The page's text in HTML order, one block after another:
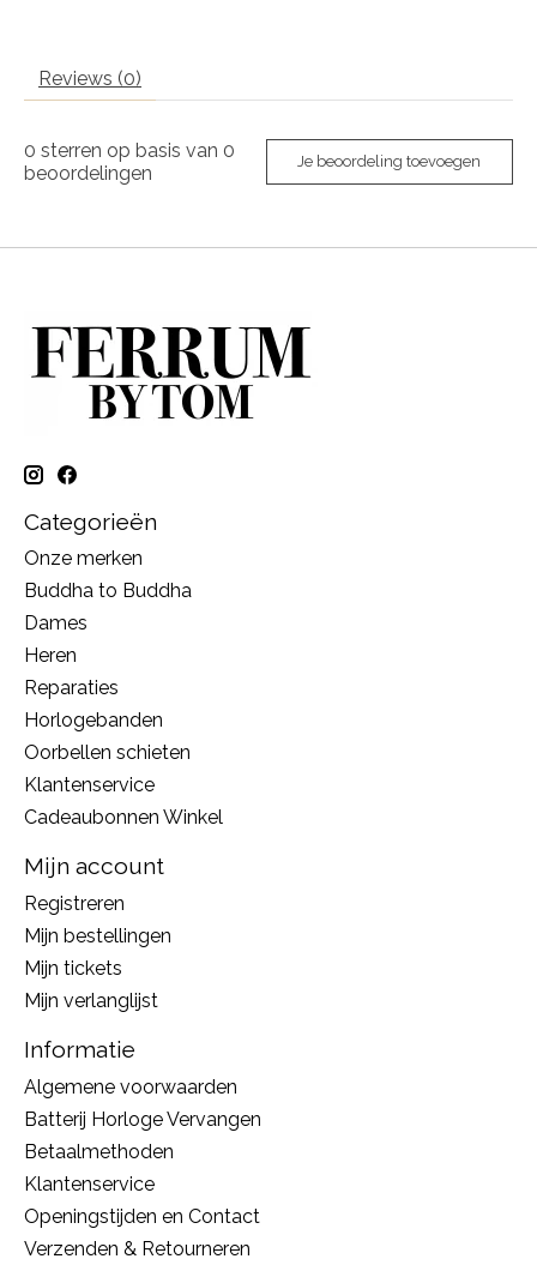
Reviews (0)
0 sterren op basis van 0
beoordelingen
Je beoordeling toevoegen
Categorieën
Onze merken
Buddha to Buddha
Dames
Heren
Reparaties
Horlogebanden
Oorbellen schieten
Klantenservice
Cadeaubonnen Winkel
Mijn account
Registreren
Mijn bestellingen
Mijn tickets
Mijn verlanglijst
Informatie
Algemene voorwaarden
Batterij Horloge Vervangen
Betaalmethoden
Klantenservice
Openingstijden en Contact
Verzenden & Retourneren